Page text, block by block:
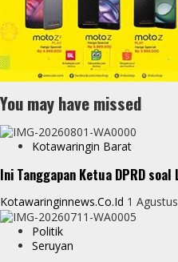
You may have missed
Kotawaringin Barat
Ini Tanggapan Ketua DPRD
Kotawaringinnews.co.id 1
Politik
Seruyan